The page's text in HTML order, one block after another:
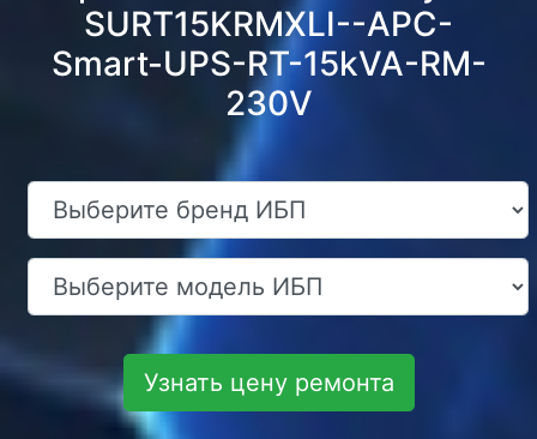
SURT15KRMXLI--APC-
Smart-UPS-RT-15kVA-RM-
230V
Узнать цену ремонта